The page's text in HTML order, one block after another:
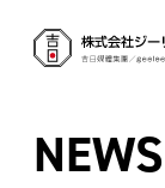
NEWS